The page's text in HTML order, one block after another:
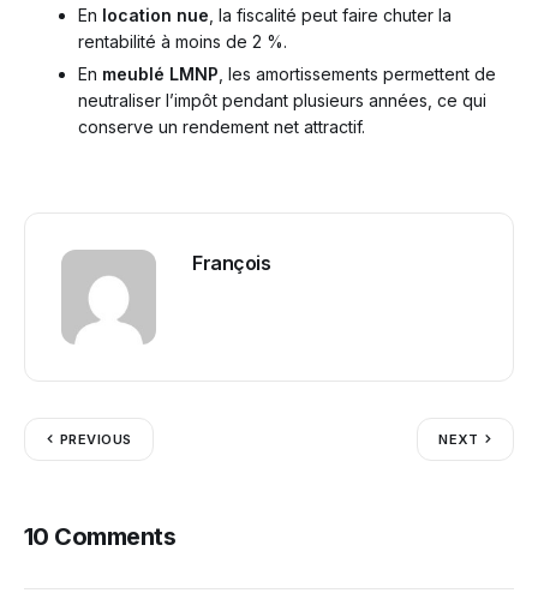
En location nue, la fiscalité peut faire chuter la
rentabilité à moins de 2 %.
En meublé LMNP , les amortissements permettent de
neutraliser l’impôt pendant plusieurs années, ce qui
conserve un rendement net attractif.
François
PREVIOUS NEXT
10 Comments